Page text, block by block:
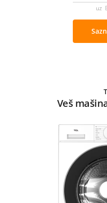
uz
Veš